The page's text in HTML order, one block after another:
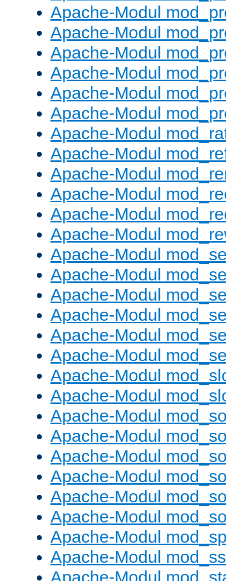
Apache-Modul
Apache-Modul
Apache-Modul
Apache-Modul
Apache-Modul
Apache-Modul
Apache-Modul
Apache-Modul
Apache-Modul
Apache-Modul
Apache-Modul
Apache-Modul
Apache-Modul
Apache-Modul
Apache-Modul
Apache-Modul
Apache-Modul
Apache-Modul
Apache-Modul
Apache-Modul
Apache-Modul
Apache-Modul
Apache-Modul
Apache-Modul
Apache-Modul
Apache-Modul
Apache-Modul
Apache-Modul
Apache-Modul